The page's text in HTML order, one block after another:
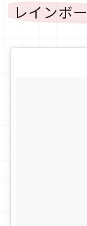
レインボ